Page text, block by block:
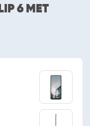
6 MET